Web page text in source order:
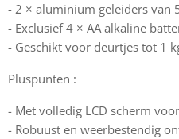
- 2 × aluminium geleiders van
- Exclusief 4 × AA alkaline
- Geschikt voor deurtjes tot 1
Pluspunten :
- Met volledig LCD scherm
- Robuust en weerbestendig